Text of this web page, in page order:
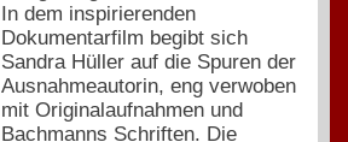
In dem inspirierenden
Dokumentarfilm begibt sich
Sandra Hüller auf die Spuren der
Ausnahmeautorin, eng verwoben
mit Originalaufnahmen und
Bachmanns Schriften. Die